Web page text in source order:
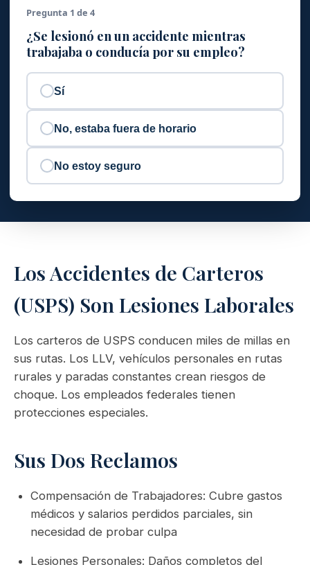
Pregunta 1 de 4
¿Se lesionó en un accidente mientras
trabajaba o conducía por su empleo?
Sí
No, estaba fuera de horario
No estoy seguro
Los Accidentes de Carteros
(USPS) Son Lesiones Laborales
Los carteros de USPS conducen miles de millas en
sus rutas. Los LLV, vehículos personales en rutas
rurales y paradas constantes crean riesgos de
choque. Los empleados federales tienen
protecciones especiales.
Sus Dos Reclamos
Compensación de Trabajadores: Cubre gastos
médicos y salarios perdidos parciales, sin
necesidad de probar culpa
Lesiones Personales: Daños completos del